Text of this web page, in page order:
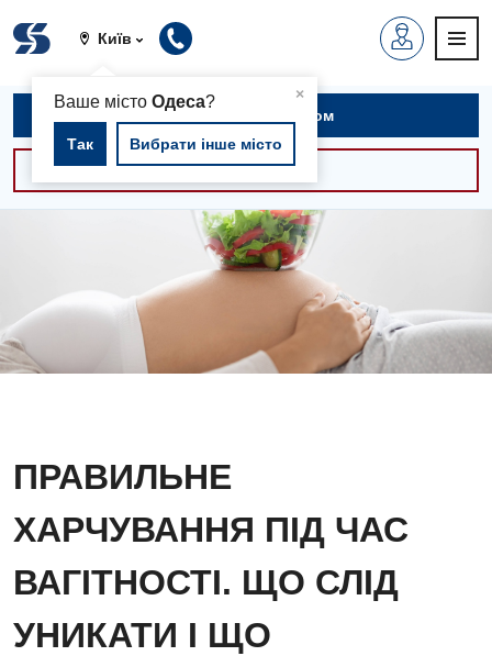
Київ
×
Ваше містоОдеса?
Так Вибрати інше місто
Записатися на прийом
Консультації -30%
ПРАВИЛЬНЕ
ХАРЧУВАННЯ ПІД ЧАС
ВАГІТНОСТІ. ЩО СЛІД
УНИКАТИ І ЩО